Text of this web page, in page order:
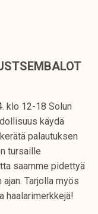
klo 12-18 Solun
käydä
palautuksen
tursaille
saamme pidettyä
Tarjolla myös
haalarimerkkejä!